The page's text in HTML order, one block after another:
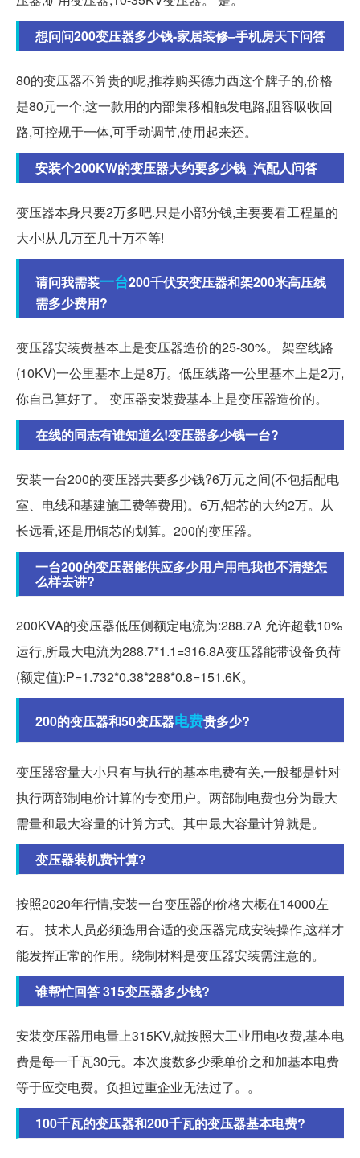
想问问200变压器多少钱-家居装修–手机房天下问答
80的变压器不算贵的呢,推荐购买德力西这个牌子的,价格
是80元一个,这一款用的内部集移相触发电路,阻容吸收回
路,可控规于一体,可手动调节,使用起来还。
安装个200KW的变压器大约要多少钱_汽配人问答
变压器本身只要2万多吧.只是小部分钱,主要要看工程量的
大小!从几万至几十万不等!
请问我需装一台200千伏安变压器和架200米高压线
需多少费用?
变压器安装费基本上是变压器造价的25-30%。 架空线路
(10KV)一公里基本上是8万。低压线路一公里基本上是2万,
你自己算好了。 变压器安装费基本上是变压器造价的。
在线的同志有谁知道么!变压器多少钱一台?
安装一台200的变压器共要多少钱?6万元之间(不包括配电
室、电线和基建施工费等费用)。6万,铝芯的大约2万。从
长远看,还是用铜芯的划算。200的变压器。
一台200的变压器能供应多少用户用电我也不清楚怎
么样去讲?
200KVA的变压器低压侧额定电流为:288.7A 允许超载10%
运行,所最大电流为288.7*1.1=316.8A变压器能带设备负荷
(额定值):P=1.732*0.38*288*0.8=151.6K。
200的变压器和50变压器电费贵多少?
变压器容量大小只有与执行的基本电费有关,一般都是针对
执行两部制电价计算的专变用户。两部制电费也分为最大
需量和最大容量的计算方式。其中最大容量计算就是。
变压器装机费计算?
按照2020年行情,安装一台变压器的价格大概在14000左
右。 技术人员必须选用合适的变压器完成安装操作,这样才
能发挥正常的作用。绕制材料是变压器安装需注意的。
谁帮忙回答 315变压器多少钱?
安装变压器用电量上315KV,就按照大工业用电收费,基本电
费是每一千瓦30元。本次度数多少乘单价之和加基本电费
等于应交电费。负担过重企业无法过了。。
100千瓦的变压器和200千瓦的变压器基本电费?